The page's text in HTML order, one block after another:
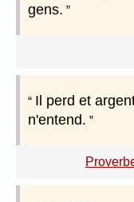
gens.
Il perd et
n'entend.